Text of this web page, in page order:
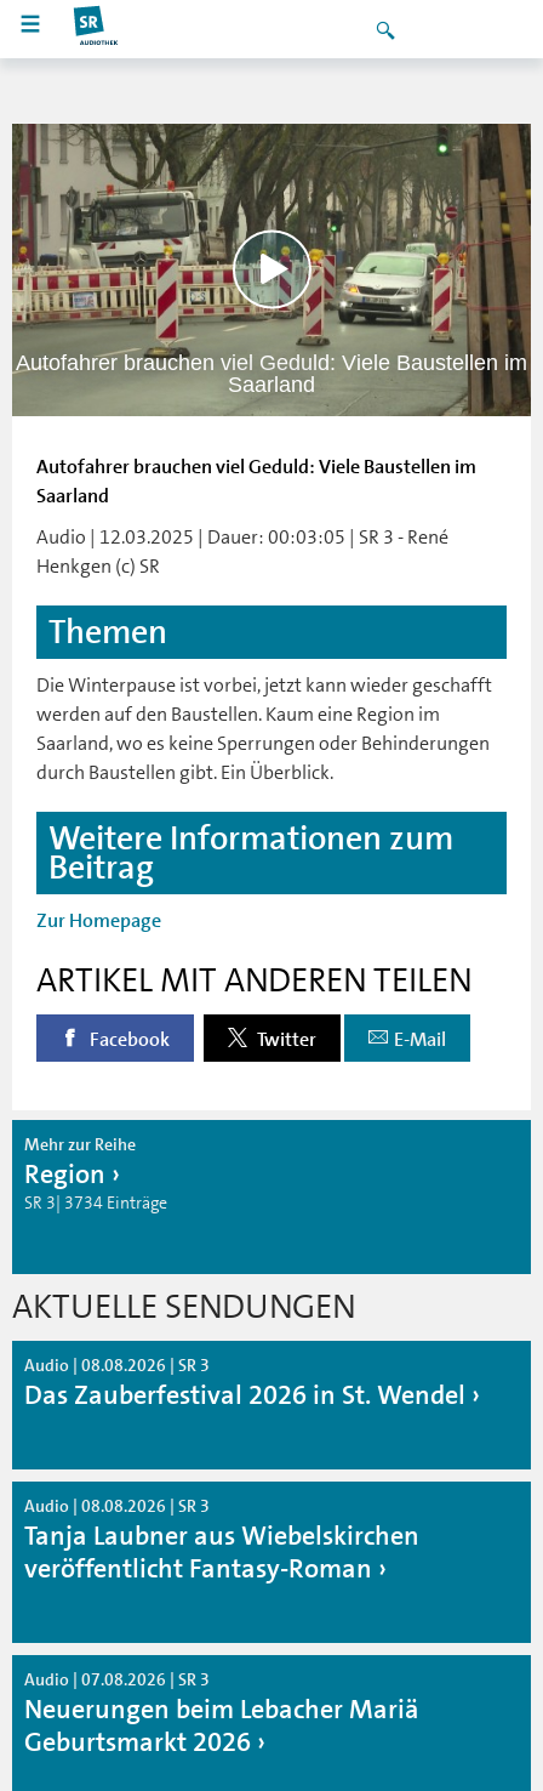
Autofahrer brauchen viel Geduld: Viele Baustellen im
Saarland
Autofahrer brauchen viel Geduld: Viele Baustellen im
Saarland
Audio | 12.03.2025 | Dauer: 00:03:05 | SR 3 - René
Henkgen (c) SR
Themen
Die Winterpause ist vorbei, jetzt kann wieder geschafft
werden auf den Baustellen. Kaum eine Region im
Saarland, wo es keine Sperrungen oder Behinderungen
durch Baustellen gibt. Ein Überblick.
Weitere Informationen zum
Beitrag
Zur Homepage
ARTIKEL MIT ANDEREN TEILEN
Facebook Twitter E-Mail
Mehr zur Reihe
Region
SR 3| 3734 Einträge
AKTUELLE SENDUNGEN
Audio | 08.08.2026 | SR 3
Das Zauberfestival 2026 in St. Wendel
Audio | 08.08.2026 | SR 3
Tanja Laubner aus Wiebelskirchen
veröffentlicht Fantasy-Roman
Audio | 07.08.2026 | SR 3
Neuerungen beim Lebacher Mariä
Geburtsmarkt 2026